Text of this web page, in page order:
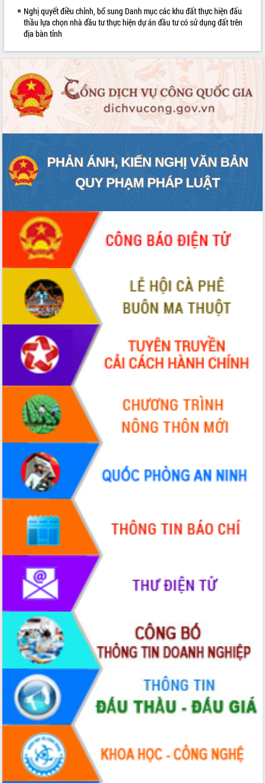
Trình diễn nghệ thuật chế biến các
món ăn từ sầu riêng
Đắk Lắk công bố Quy hoạch và xúc
Ngành cá ngừ Đắk Lắk chủ động thích
ứng để giữ vững thị trường xuất khẩu
Diễn đàn Kinh tế tư nhân Việt Nam đột
phá cơ chế - Hợp tác công tư
Đề án 06 tạo bước ngoặt đột phá trong
cải cách hành chính tỉnh Đắk Lắk
để phát triển du lịch Đắk Lắk
Khởi động Dự án Đầu tư xây dựng hạ
tầng kỹ thuật Cụm công nghiệp Tân
niệm 101 năm Ngày Báo chí Cách
mạng Việt Nam
Đắk Lắk sơ kết 4 năm triển khai thực
hiện Đề án 06 của Chính phủ
Họp báo thông tin về Hội nghị Công bố
Quy hoạch và Xúc tiến đầu tư tỉnh Đắk
Khơi thông điểm nghẽn, đẩy nhanh
giải ngân vốn khắc phục thiên tai
HĐND tỉnh thông qua điều chỉnh Quy
hoạch tỉnh thời kỳ 2021-2030
Hội thảo góp ý hồ sơ điều chỉnh quy
hoạch tỉnh Đắk Lắk thời kỳ 2021-2030,
tầm nhìn đến năm 2050
Nâng cao hiệu quả hoạt động của các
doanh nghiệp nhà nước
Hội nghị triển khai kết nối mạng
truyền số liệu chuyên dùng phục vụ cơ
quan Đảng, Nhà nước
Lễ phát động chuỗi hoạt động chung
tay làm sạch môi trường
Xã Ea Kar bước chuyển mình trong
công tác cải cách hành chính mô hình
UBND tỉnh họp báo định kỳ tháng 4
năm 2026
Hội thảo khoa học “Giải pháp thúc đẩy
phát triển nền kinh tế xanh tại tỉnh
Đắk Lắk”
Tăng cường giám sát, đôn đốc thực
hiện nhiệm vụ quản lý tài sản công
hàng tuần
Tháo gỡ những vướng mắc, đẩy mạnh
công tác cải cách thủ tục hành chính
tại Trung tâm Phục vụ hành chính
công tỉnh
Đắk Lắk: Tôn vinh 46 giải pháp tại Hội
thi Sáng tạo Kỹ thuật 2024 - 2025
Đắk Lắk rà soát, điều chỉnh Đề án 190
về phát triển nuôi trồng thủy sản
Phó Chủ tịch UBND tỉnh Đắk Lắk
Trương Công Thái kiểm tra thực địa
Dự án cao tốc Khánh Hòa - Buôn Ma
Nghị quyết điều chỉnh, bổ sung Danh mục các khu đất thực hiện đấu
thầu lựa chọn nhà đầu tư thực hiện dự án đầu tư có sử dụng đất trên
địa bàn tỉnh